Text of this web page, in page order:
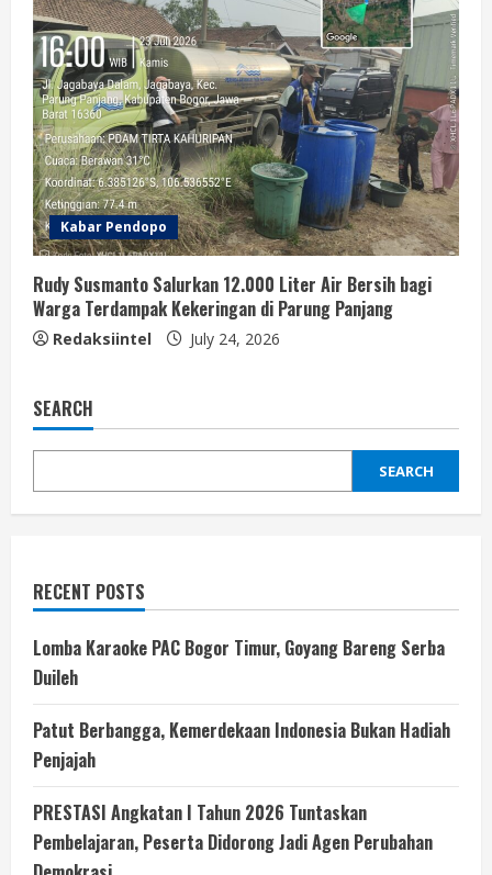
Kabar Pendopo
Rudy Susmanto Salurkan 12.000 Liter Air Bersih bagi
Warga Terdampak Kekeringan di Parung Panjang
Redaksiintel July 24, 2026
SEARCH
SEARCH
RECENT POSTS
Lomba Karaoke PAC Bogor Timur, Goyang Bareng Serba
Duileh
Patut Berbangga, Kemerdekaan Indonesia Bukan Hadiah
Penjajah
PRESTASI Angkatan I Tahun 2026 Tuntaskan
Pembelajaran, Peserta Didorong Jadi Agen Perubahan